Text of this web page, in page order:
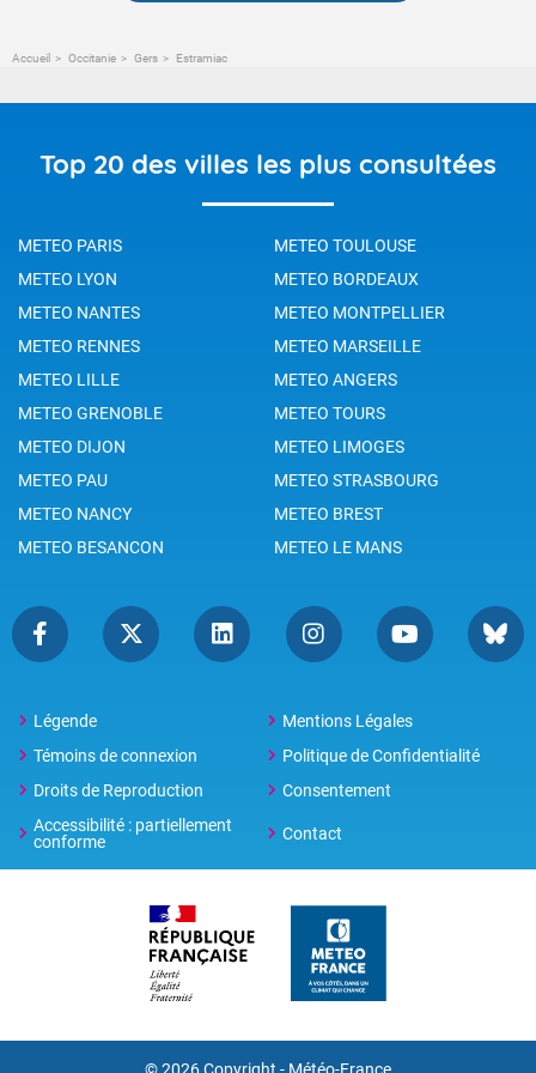
Accueil Occitanie Gers Estramiac
Top 20 des villes les plus consultées
METEO PARIS
METEO TOULOUSE
METEO LYON
METEO BORDEAUX
METEO NANTES
METEO MONTPELLIER
METEO RENNES
METEO MARSEILLE
METEO LILLE
METEO ANGERS
METEO GRENOBLE
METEO TOURS
METEO DIJON
METEO LIMOGES
METEO PAU
METEO STRASBOURG
METEO NANCY
METEO BREST
METEO BESANCON
METEO LE MANS
Légende
Mentions Légales
Témoins de connexion
Politique de Confidentialité
Droits de Reproduction
Consentement
Accessibilité : partiellement
conforme
Contact